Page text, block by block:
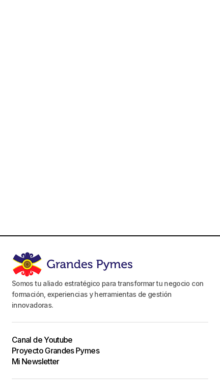
Somos tu aliado estratégico para transformar tu negocio con
formación, experiencias y herramientas de gestión
innovadoras.
Canal de Youtube
Proyecto Grandes Pymes
Mi Newsletter